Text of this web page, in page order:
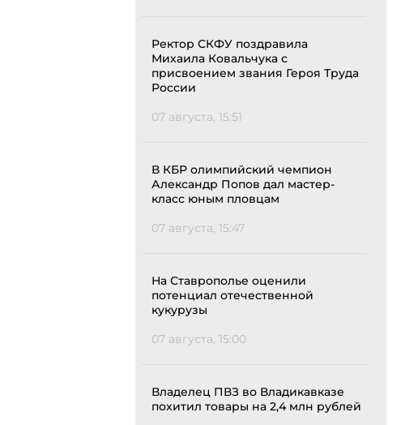
Ректор СКФУ поздравила
Михаила Ковальчука с
присвоением звания Героя Труда
России
07 августа, 15:51
В КБР олимпийский чемпион
Александр Попов дал мастер-
класс юным пловцам
07 августа, 15:47
На Ставрополье оценили
потенциал отечественной
кукурузы
07 августа, 15:00
Владелец ПВЗ во Владикавказе
похитил товары на 2,4 млн рублей